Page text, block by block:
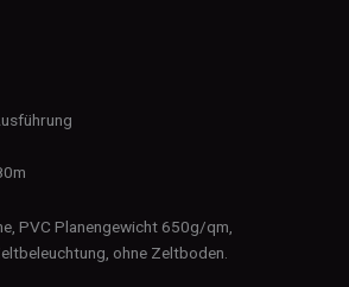
PVC Planengewicht 650g/qm,
ohne Zeltboden.